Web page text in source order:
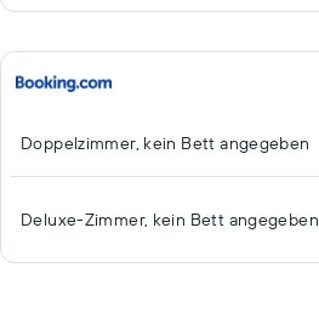
Doppelzimmer, kein Bett angegeben
Deluxe-Zimmer, kein Bett angegeben